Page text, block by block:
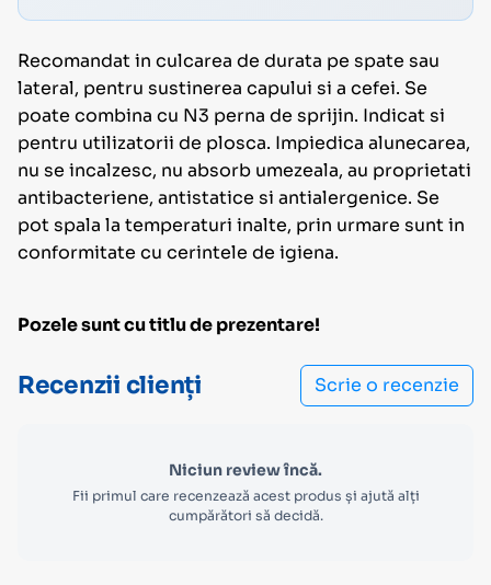
Recomandat in culcarea de durata pe spate sau
lateral, pentru sustinerea capului si a cefei. Se
poate combina cu N3 perna de sprijin. Indicat si
pentru utilizatorii de plosca. Impiedica alunecarea,
nu se incalzesc, nu absorb umezeala, au proprietati
antibacteriene, antistatice si antialergenice. Se
pot spala la temperaturi inalte, prin urmare sunt in
conformitate cu cerintele de igiena.
Pozele sunt cu titlu de prezentare!
Recenzii clienți Scrie o recenzie
Niciun review încă.
Fii primul care recenzează acest produs și ajută alți
cumpărători să decidă.